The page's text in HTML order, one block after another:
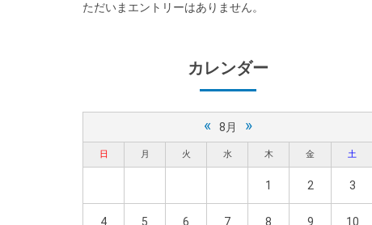
ただいまエントリーはありません。
カレンダー
« 8月 »
日 月 火 水 木 金 土
1 2 3
4 5 6 7 8 9 10